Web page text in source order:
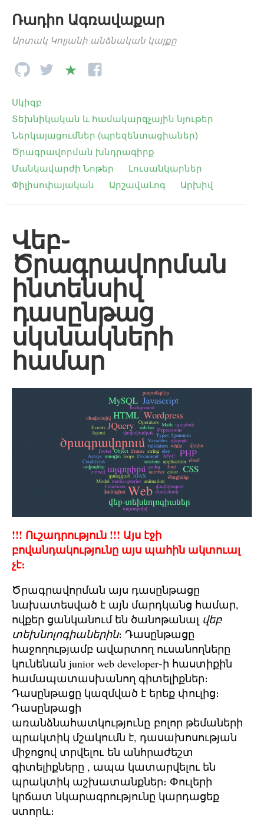
Ռադիո Ագռավաքար
Արտակ Կոլյանի անձնական կայքը
Սկիզբ
Տեխնիկական և համակարգչային նյութեր
Ներկայացումներ (պրեզենտացիաներ)
Ծրագրավորման խնդրագիրք
Մանկավարժի Նոթեր
Լուսանկարներ
Փիլիսոփայական
ԱրշավաԼոգ Արխիվ
Վեբ֊
Ծրագրավորման
ինտենսիվ
դասընթաց
սկսնակների
համար
!!! Ուշադրություն !!! Այս էջի
բովանդակությունը այս պահին ակտուալ
չէ։
Ծրագրավորման այս դասընթացը
նախատեսված է այն մարդկանց համար,
ովքեր ցանկանում են ծանոթանալ վեբ
տեխնոլոգիաներին։ Դասընթացը
հաջողությամբ ավարտող ուսանողները
կունենան junior web developer֊ի հաստիքին
համապատասխանող գիտելիքներ։
Դասընթացը կազմված է երեք փուլից։
Դասընթացի
առանձնահատկությունը բոլոր թեմաների
պրակտիկ մշակումն է, դասախոսության
միջոցով տրվելու են անհրաժեշտ
գիտելիքները , ապա կատարվելու են
պրակտիկ աշխատանքներ։ Փուլերի
կրճատ նկարագրությունը կարդացեք
ստորև։